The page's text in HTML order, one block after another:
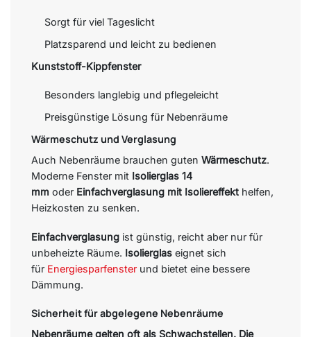
Sorgt für viel Tageslicht
Platzsparend und leicht zu bedienen
Kunststoff-Kippfenster
Besonders langlebig und pflegeleicht
Preisgünstige Lösung für Nebenräume
Wärmeschutz und Verglasung
Auch Nebenräume brauchen guten Wärmeschutz.
Moderne Fenster mit Isolierglas 14
mm oder Einfachverglasung mit Isoliereffekt helfen,
Heizkosten zu senken.
Einfachverglasung ist günstig, reicht aber nur für
unbeheizte Räume. Isolierglas eignet sich
für Energiesparfenster und bietet eine bessere
Dämmung.
Sicherheit für abgelegene Nebenräume
Nebenräume gelten oft als Schwachstellen. Die